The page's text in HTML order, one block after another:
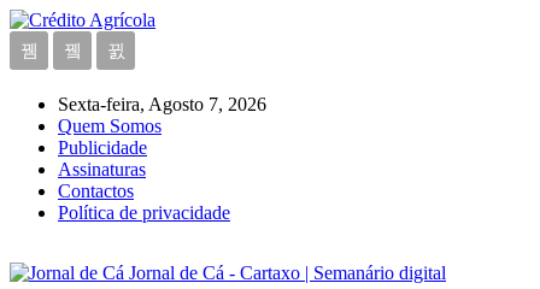
Sexta-feira, Agosto 7, 2026
Quem Somos
Publicidade
Assinaturas
Contactos
Política de privacidade
Jornal de Cá - Cartaxo | Semanário digital